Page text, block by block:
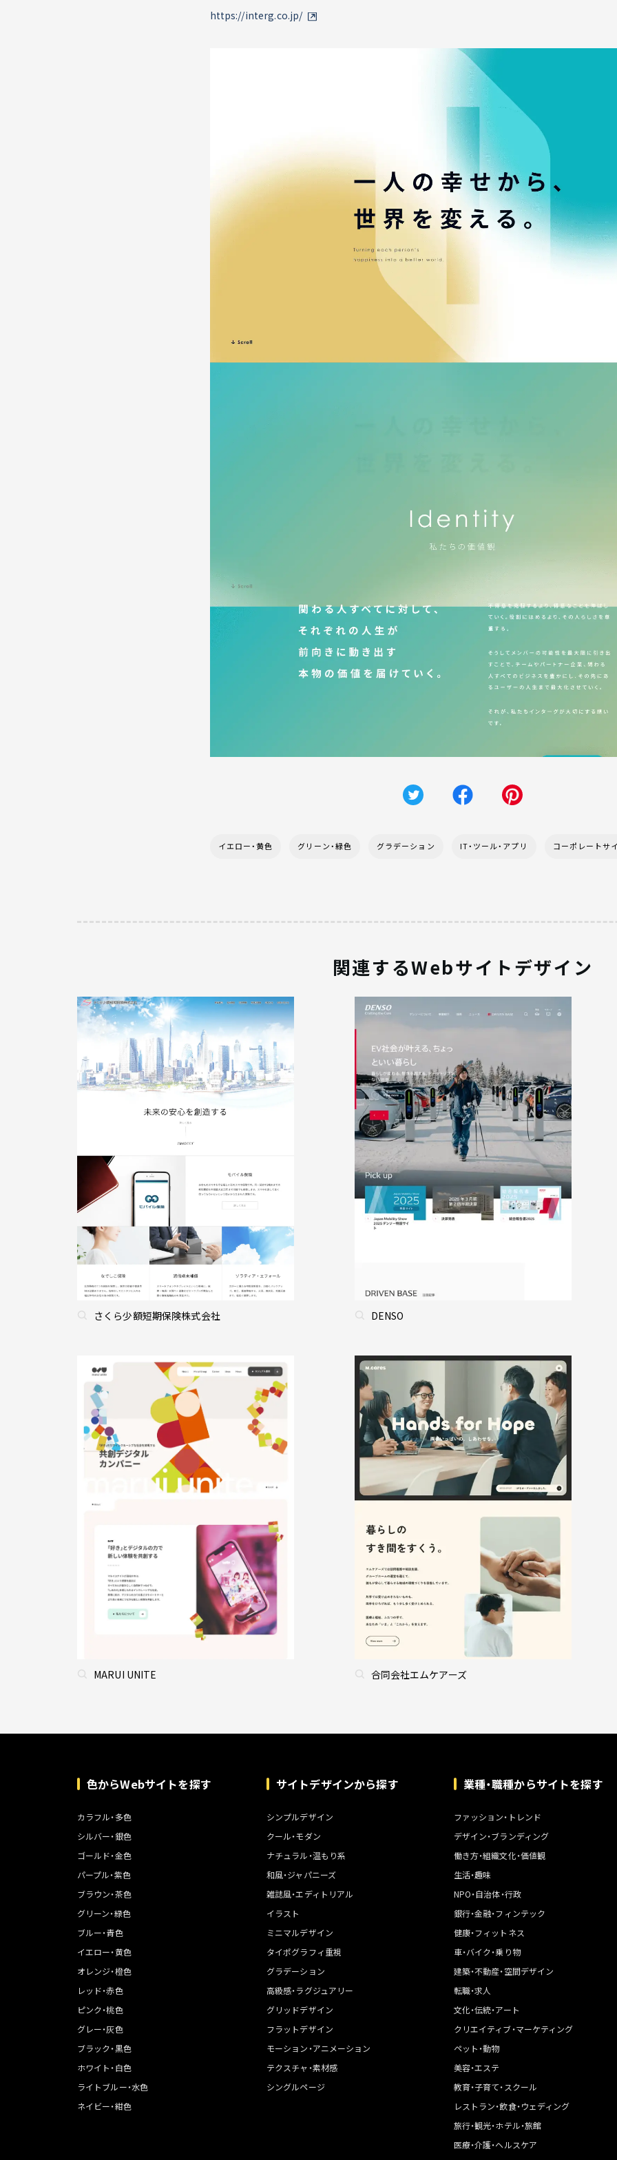
https://interg.co.jp/
イエロー・黄色 グリーン・緑色 グラデーション IT・ツール・アプリ コーポレートサ
関連するWebサイトデザイン
さくら少額短期保険株式会社 DENSO
MARUI UNITE 合同会社エムケアーズ
色からWebサイトを探す
カラフル・多色
シルバー・銀色
ゴールド・金色
パープル・紫色
ブラウン・茶色
グリーン・緑色
ブルー・青色
イエロー・黄色
オレンジ・橙色
レッド・赤色
ピンク・桃色
グレー・灰色
ブラック・黒色
ホワイト・白色
ライトブルー・水色
ネイビー・紺色
サイトデザインから探す
シンプルデザイン
クール・モダン
ナチュラル・温もり系
和風・ジャパニーズ
雑誌風・エディトリアル
イラスト
ミニマルデザイン
タイポグラフィ重視
グラデーション
高級感・ラグジュアリー
グリッドデザイン
フラットデザイン
モーション・アニメーション
テクスチャ・素材感
シングルページ
業種・職種からサイトを探す
ファッション・トレンド
デザイン・ブランディング
働き方・組織文化・価値観
生活・趣味
NPO・自治体・行政
銀行・金融・フィンテック
健康・フィットネス
車・バイク・乗り物
建築・不動産・空間デザイン
転職・求人
文化・伝統・アート
クリエイティブ・マーケティング
ペット・動物
美容・エステ
教育・子育て・スクール
レストラン・飲食・ウェディング
旅行・観光・ホテル・旅館
医療・介護・ヘルスケア